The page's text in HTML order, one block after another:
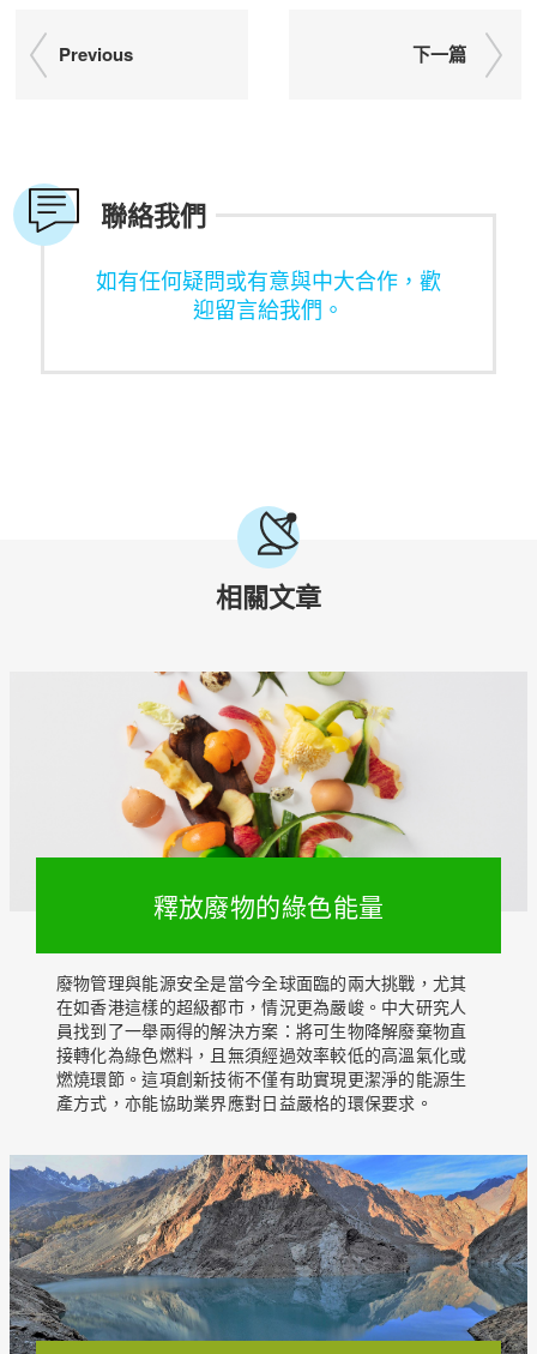
Previous 下一篇
聯絡我們
如有任何疑問或有意與中大合作，歡
迎留言給我們。
相關文章
釋放廢物的綠色能量
廢物管理與能源安全是當今全球面臨的兩大挑戰，尤其
在如香港這樣的超級都市，情況更為嚴峻。中大研究人
員找到了一舉兩得的解決方案：將可生物降解廢棄物直
接轉化為綠色燃料，且無須經過效率較低的高溫氣化或
燃燒環節。這項創新技術不僅有助實現更潔淨的能源生
產方式，亦能協助業界應對日益嚴格的環保要求。